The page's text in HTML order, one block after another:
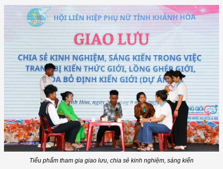
Tiểu phẩm tham gia giao lưu, chia sẻ kinh nghiệm, sáng kiến